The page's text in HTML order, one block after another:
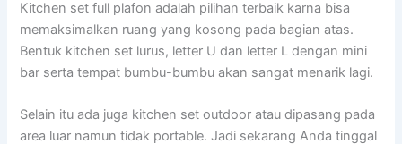
Kitchen set full plafon adalah pilihan terbaik karna bisa
memaksimalkan ruang yang kosong pada bagian atas.
Bentuk kitchen set lurus, letter U dan letter L dengan mini
bar serta tempat bumbu-bumbu akan sangat menarik lagi.
Selain itu ada juga kitchen set outdoor atau dipasang pada
area luar namun tidak portable. Jadi sekarang Anda tinggal